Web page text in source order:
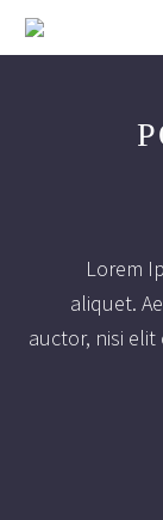
Lorem
aliquet.
auctor, nisi